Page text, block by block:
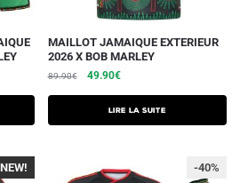
MAILLOT JAMAIQUE EXTERIEUR
2026 X BOB MARLEY
89.90€
Le
initial
était :
49.90€Le
actuel
est :
Lire la suite
-40%
NEW! -40%